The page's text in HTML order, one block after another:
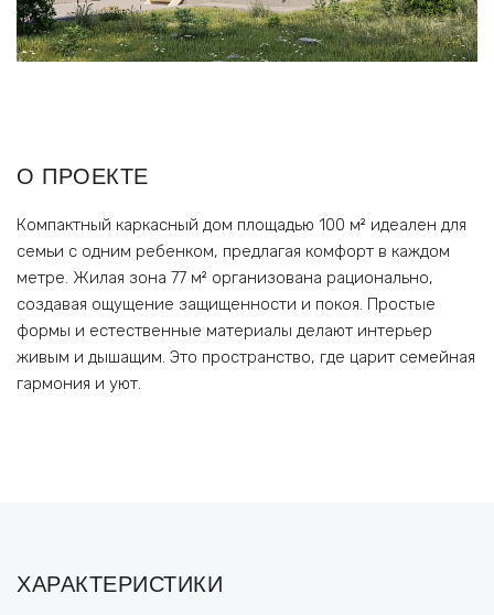
О ПРОЕКТЕ
Компактный каркасный дом площадью 100 м² идеален для
семьи с одним ребенком, предлагая комфорт в каждом
метре. Жилая зона 77 м² организована рационально,
создавая ощущение защищенности и покоя. Простые
формы и естественные материалы делают интерьер
живым и дышащим. Это пространство, где царит семейная
гармония и уют.
ХАРАКТЕРИСТИКИ